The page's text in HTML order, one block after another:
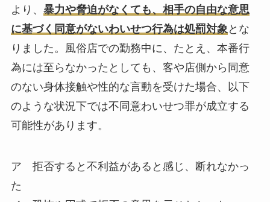
より、 暴力や脅迫がなくても、相手の自由な意思
に基づく同意がないわいせつ行為は処罰対象とな
りました。風俗店での勤務中に、たとえ、本番行
為には至らなかったとしても、客や店側から同意
のない身体接触や性的な言動を受けた場合、以下
のような状況下では不同意わいせつ罪が成立する
可能性があります。
ア 拒否すると不利益があると感じ、断れなかっ
た